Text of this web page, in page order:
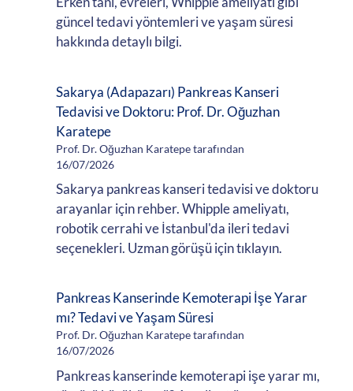
güncel tedavi yöntemleri ve yaşam süresi
hakkında detaylı bilgi.
Sakarya (Adapazarı) Pankreas Kanseri
Tedavisi ve Doktoru: Prof. Dr. Oğuzhan
Karatepe
Prof. Dr. Oğuzhan Karatepe tarafından
16/07/2026
Sakarya pankreas kanseri tedavisi ve doktoru
arayanlar için rehber. Whipple ameliyatı,
robotik cerrahi ve İstanbul'da ileri tedavi
seçenekleri. Uzman görüşü için tıklayın.
Pankreas Kanserinde Kemoterapi İşe Yarar
mı? Tedavi ve Yaşam Süresi
Prof. Dr. Oğuzhan Karatepe tarafından
16/07/2026
Pankreas kanserinde kemoterapi işe yarar mı,